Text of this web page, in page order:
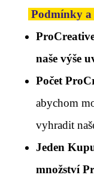
Podmínky
naše výše
Počet
abychom
vyhradit
Jeden
množství